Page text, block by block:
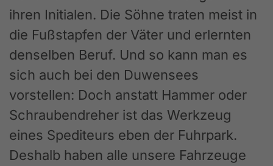
ihren Initialen. Die Söhne traten meist in
die Fußstapfen der Väter und erlernten
denselben Beruf. Und so kann man es
sich auch bei den Duwensees
vorstellen: Doch anstatt Hammer oder
Schraubendreher ist das Werkzeug
eines Spediteurs eben der Fuhrpark.
Deshalb haben alle unsere Fahrzeuge